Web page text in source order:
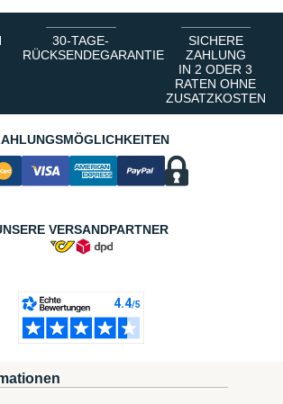
30-TAGE-
RÜCKSENDEGARANTIE
SICHERE
ZAHLUNG
IN 2 ODER 3
RATEN OHNE
ZUSATZKOSTEN
VERSANDPARTNER